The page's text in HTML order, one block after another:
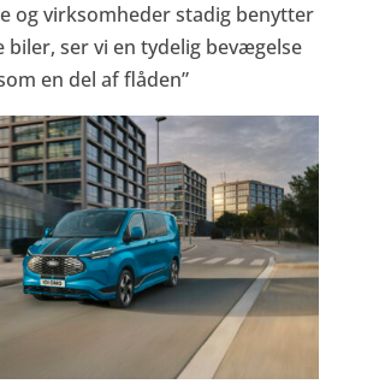
og virksomheder stadig benytter
biler, ser vi en tydelig bevægelse
en del af flåden”